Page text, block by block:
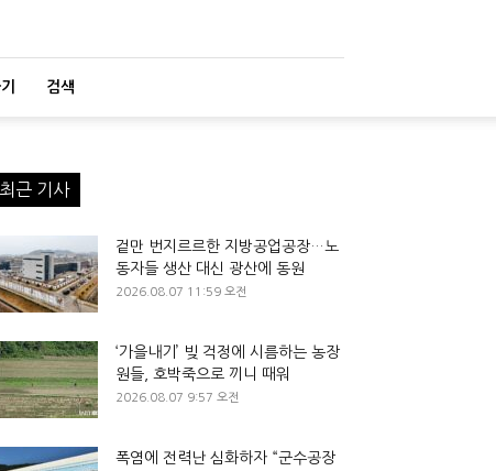
검색
최근 기사
겉만 번지르르한 지방공업공장…노
동자들 생산 대신 광산에 동원
2026.08.07 11:59 오전
‘가을내기’ 빚 걱정에 시름하는 농장
원들, 호박죽으로 끼니 때워
2026.08.07 9:57 오전
폭염에 전력난 심화하자 “군수공장